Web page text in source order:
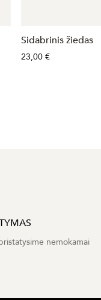
Sidabrinis žiedas
23,00 €
nemokamai